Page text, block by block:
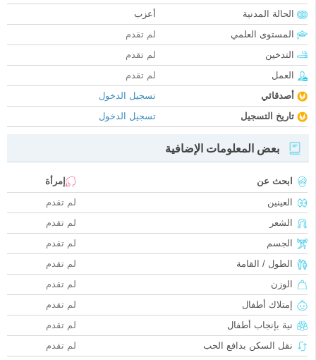
الحالة المدنية
أعزب
المستوى العلمي
لم تقدم
التدخين
لم تقدم
العمل
لم تقدم
أصدقائي
تسجيل الدخول
تاريخ التسجيل
تسجيل الدخول
بعض المعلومات الإضافية
ابحث عن
إمرأة
العينين
لم تقدم
الشعر
لم تقدم
الجسم
لم تقدم
الطول / القامة
لم تقدم
الوزن
لم تقدم
إمتلاك أطفال
لم تقدم
نية بإنجاب أطفال
لم تقدم
نقل السكن بدافع الحب
لم تقدم